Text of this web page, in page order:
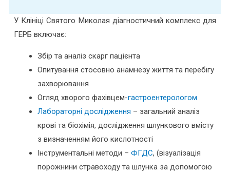
У Клініці Святого Миколая діагностичний комплекс для
ГЕРБ включає:
Збір та аналіз скарг пацієнта
Опитування стосовно анамнезу життя та перебігу
захворювання
Огляд хворого фахівцем-гастроентерологом
Лабораторні дослідження – загальний аналіз
крові та біохімія, дослідження шлункового вмісту
з визначенням його кислотності
Інструментальні методи – ФГДС, (візуалізація
порожнини стравоходу та шлунка за допомогою